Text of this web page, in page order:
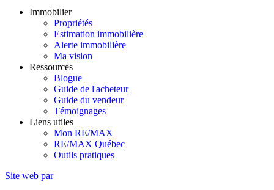
Immobilier
Propriétés
Estimation immobilière
Alerte immobilière
Ma vision
Ressources
Blogue
Guide de l'acheteur
Guide du vendeur
Témoignages
Liens utiles
Mon RE/MAX
RE/MAX Québec
Outils pratiques
Site web par